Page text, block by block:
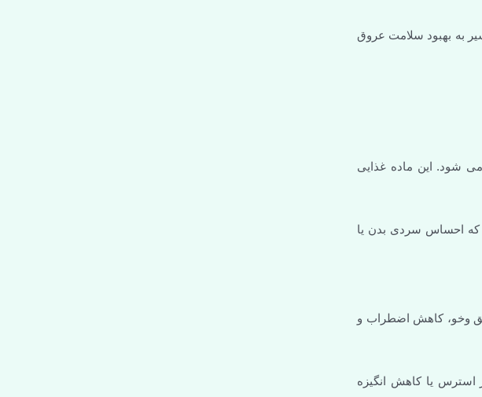
به بهبود سلامت عروق
شود. این ماده غذایی
که احساس سردی بدن یا
وخو، کاهش اضطراب و
استرس یا کاهش انگیزه